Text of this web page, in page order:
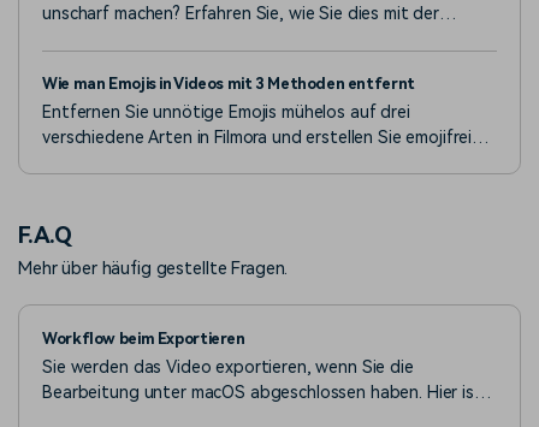
unscharf machen? Erfahren Sie, wie Sie dies mit der
alternatives Tool, das Sie verwenden können.
Wie man Emojis in Videos mit 3 Methoden entfernt
Entfernen Sie unnötige Emojis mühelos auf drei
verschiedene Arten in Filmora und erstellen Sie emojifreie
F.A.Q
Mehr über häufig gestellte Fragen.
Workflow beim Exportieren
Sie werden das Video exportieren, wenn Sie die
Bearbeitung unter macOS abgeschlossen haben. Hier ist